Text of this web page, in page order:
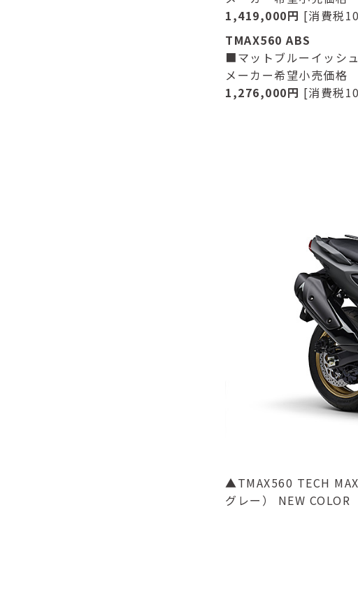
1,419,000円 [消費税
TMAX560 ABS
■マットブルーイッシ
メーカー希望小売価格
1,276,000円 [消費税
▲TMAX560 TECH
グレー） NEW COLOR